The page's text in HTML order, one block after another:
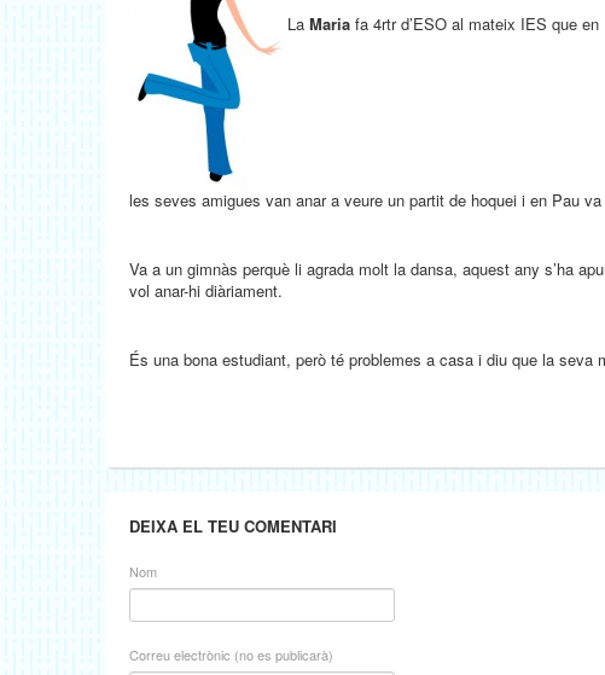
La Maria fa 4rtr d’ESO al mateix IES que
les seves amigues van anar a veure un partit de hoquei i en Pau
Va a un gimnàs perquè li agrada molt la dansa, aquest any s’ha
vol anar-hi diàriament.
És una bona estudiant, però té problemes a casa i diu que la seva
DEIXA EL TEU COMENTARI
Nom
Correu electrònic (no es publicarà)